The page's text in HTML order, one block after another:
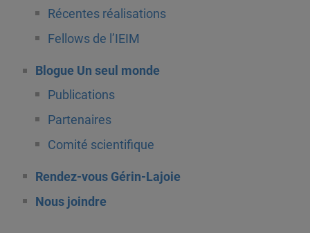
Récentes réalisations
Fellows de l’IEIM
Blogue Un seul monde
Publications
Partenaires
Comité scientifique
Rendez-vous Gérin-Lajoie
Nous joindre